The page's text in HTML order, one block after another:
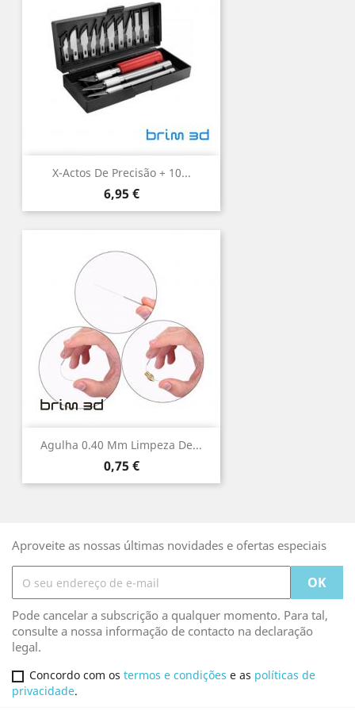
X-Actos De Precisão + 10...
Preço
6,95 €
Agulha 0.40 Mm Limpeza De...
Preço
0,75 €
Aproveite as nossas últimas novidades e ofertas especiais
Pode cancelar a subscrição a qualquer momento. Para tal,
consulte a nossa informação de contacto na declaração
legal.
Concordo com os termos e condições e as políticas de
privacidade.